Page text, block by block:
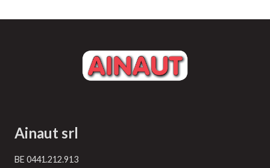
Ainaut srl
BE 0441.212.913